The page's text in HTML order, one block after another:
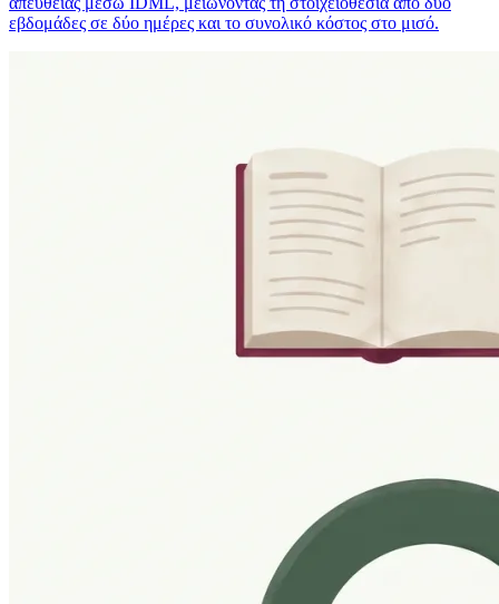
εβδομάδες σε δύο ημέρες και το συνολικό κόστος στο μισό.